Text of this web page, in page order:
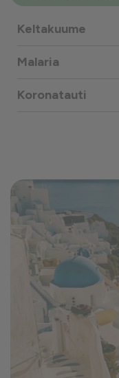
Keltakuume
Malaria
Koronatauti